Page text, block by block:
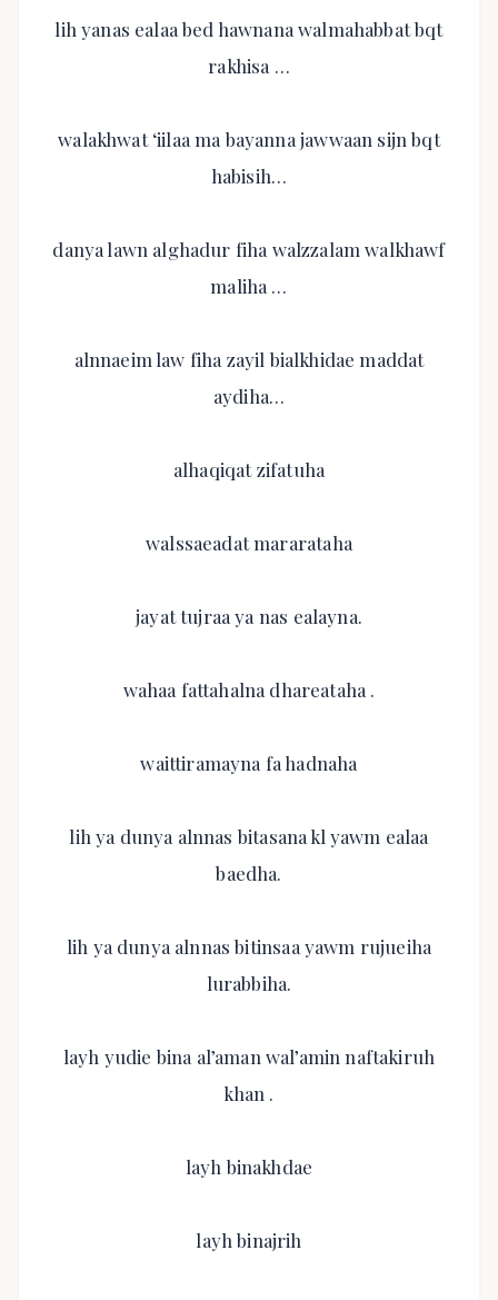
lih yanas ealaa bed hawnana walmahabbat bqt
rakhisa …
walakhwat ‘iilaa ma bayanna jawwaan sijn bqt
habisih…
danya lawn alghadur fiha walzzalam walkhawf
maliha …
alnnaeim law fiha zayil bialkhidae maddat
aydiha…
alhaqiqat zifatuha
walssaeadat mararataha
jayat tujraa ya nas ealayna.
wahaa fattahalna dhareataha .
waittiramayna fa hadnaha
lih ya dunya alnnas bitasana kl yawm ealaa
baedha.
lih ya dunya alnnas bitinsaa yawm rujueiha
lurabbiha.
layh yudie bina al’aman wal’amin naftakiruh
khan .
layh binakhdae
layh binajrih